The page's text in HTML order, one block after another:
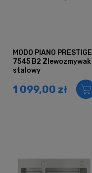
MODO PIANO PRESTIGE
7545 B2 Zlewozmywak
stalowy
1 099,00 zł